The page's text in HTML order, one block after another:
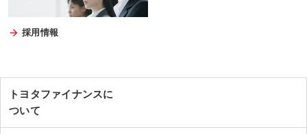
採用情報
トヨタファイナンスに
ついて